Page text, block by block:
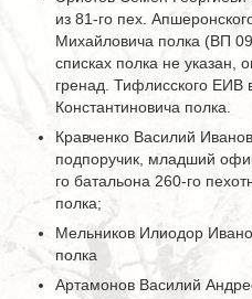
из 81-го пех.
Михайловича полка (ВП
списках полка не указан,
гренад. Тифлисского ЕИВ
Константиновича полка.
Кравченко Василий
подпоручик, младший
го батальона 260-го
полка;
Мельников Илиодор
полка
Артамонов Василий